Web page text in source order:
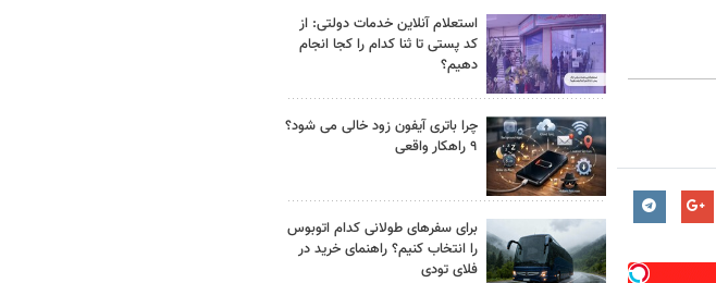
استعلام آنلاین خدمات دولتی: از
کد پستی تا ثنا کدام را کجا انجام
دهیم؟
چرا باتری آیفون زود خالی می شود؟
۹ راهکار واقعی
برای سفرهای طولانی کدام اتوبوس
را انتخاب کنیم؟ راهنمای خرید در
فلای تودی